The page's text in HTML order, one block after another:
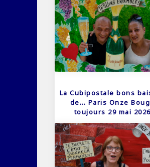
La Cubipostale bons
de… Paris Onze
toujours 29 mai 2026